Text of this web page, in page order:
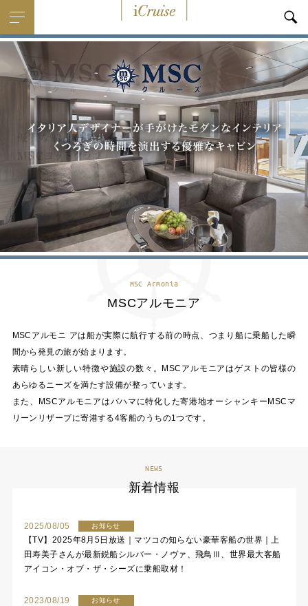
MSC Armonia
MSCアルモニア
MSCアルモニ アは船が実際に航行する前の時点、つまり船に乗船した瞬
間から発見の旅が始まります。
素晴らしい新しい特徴や施設の数々。MSCアルモニアはゲストの皆様の
あらゆるニーズを満たす設備が整っています。
また、MSCアルモニアはバハマに特化した寄港地オーシャンキーMSCマ
リーンリザーブに寄港する4客船のうちの1つです。
NEWS
新着情報
2025/08/05 お知らせ
【TV】2025年8月5日放送｜マツコの知らない豪華客船の世界｜上
田寿美子さんが最新鋭船シルバー・ノヴァ、飛鳥Ⅲ、世界最大客船
アイコン・オブ・ザ・シーズに乗船取材！
2023/08/19 お知らせ